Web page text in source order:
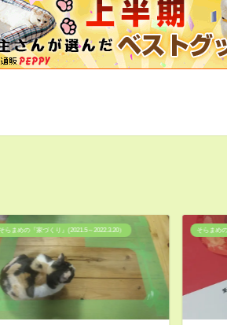
そらまめの家準備記